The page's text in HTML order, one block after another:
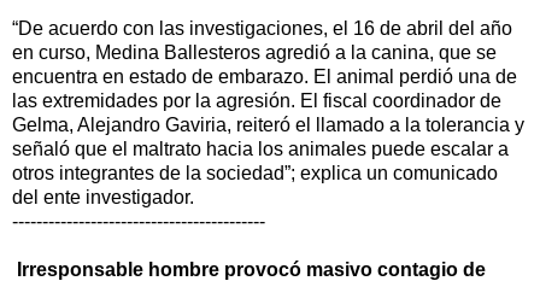
“De acuerdo con las investigaciones, el 16 de abril del año
en curso, Medina Ballesteros agredió a la canina, que se
encuentra en estado de embarazo. El animal perdió una de
las extremidades por la agresión. El fiscal coordinador de
Gelma, Alejandro Gaviria, reiteró el llamado a la tolerancia y
señaló que el maltrato hacia los animales puede escalar a
otros integrantes de la sociedad”; explica un comunicado
del ente investigador.
------------------------------------------
Irresponsable hombre provocó masivo contagio de